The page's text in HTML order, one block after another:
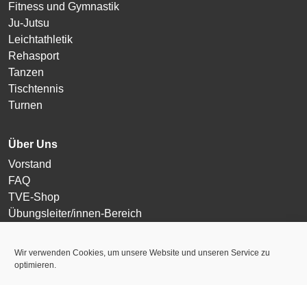
Wir verwenden Cookies, um unsere Website und unseren Service zu
optimieren.
Fitness und Gymnastik
Ju-Jutsu
Leichtathletik
Rehasport
Tanzen
Tischtennis
Turnen
Über Uns
Vorstand
FAQ
TVE-Shop
Übungsleiter/innen-Bereich